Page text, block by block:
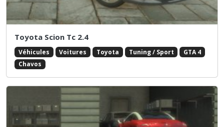
Toyota Scion Tc 2.4
Véhicules Voitures Toyota Tuning / Sport
GTA 4
Chavos